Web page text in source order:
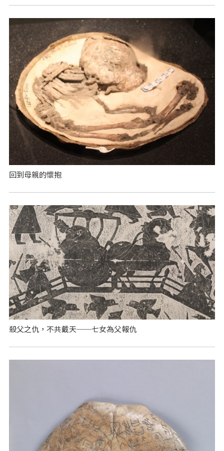
回到母親的懷抱
殺父之仇，不共戴天──七女為父報仇